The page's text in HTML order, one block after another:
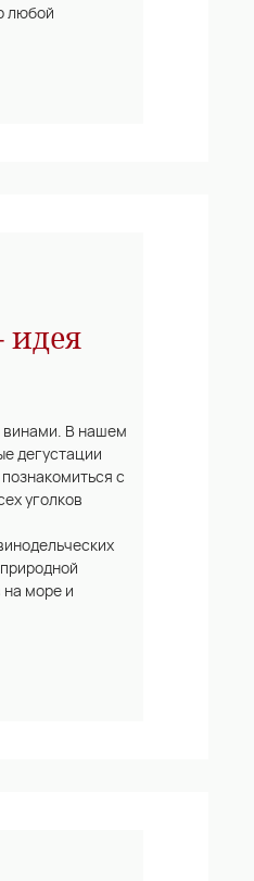
любой
идея
винами. В нашем
дегустации
с
уголков
на море и